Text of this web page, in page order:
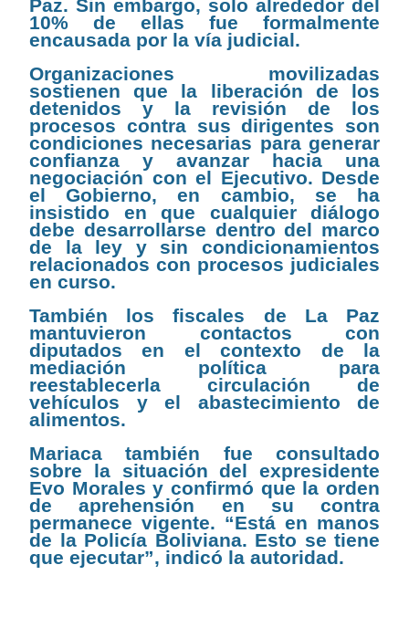
Paz. Sin embargo, solo alrededor del
10% de ellas fue formalmente
encausada por la vía judicial.
Organizaciones movilizadas
sostienen que la liberación de los
detenidos y la revisión de los
procesos contra sus dirigentes son
condiciones necesarias para generar
confianza y avanzar hacia una
negociación con el Ejecutivo. Desde
el Gobierno, en cambio, se ha
insistido en que cualquier diálogo
debe desarrollarse dentro del marco
de la ley y sin condicionamientos
relacionados con procesos judiciales
en curso.
También los fiscales de La Paz
mantuvieron contactos con
diputados en el contexto de la
mediación política para
reestablecerla circulación de
vehículos y el abastecimiento de
alimentos.
Mariaca también fue consultado
sobre la situación del expresidente
Evo Morales y confirmó que la orden
de aprehensión en su contra
permanece vigente. “Está en manos
de la Policía Boliviana. Esto se tiene
que ejecutar”, indicó la autoridad.